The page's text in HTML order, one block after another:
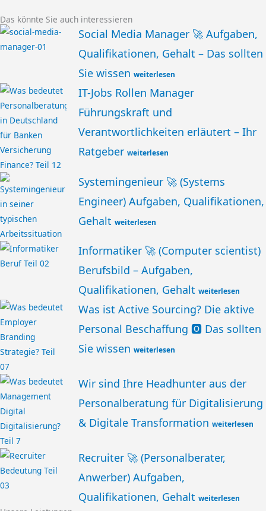
Das könnte Sie auch interessieren
Social Media Manager 🚀 Aufgaben,
Qualifikationen, Gehalt – Das sollten
Sie wissen weiterlesen
IT-Jobs Rollen Manager
Führungskraft und
Verantwortlichkeiten erläutert – Ihr
Ratgeber weiterlesen
Systemingenieur 🚀 (Systems
Engineer) Aufgaben, Qualifikationen,
Gehalt weiterlesen
Informatiker 🚀 (Computer scientist)
Berufsbild – Aufgaben,
Qualifikationen, Gehalt weiterlesen
Was ist Active Sourcing? Die aktive
Personal Beschaffung 🅾️ Das sollten
Sie wissen weiterlesen
Wir sind Ihre Headhunter aus der
Personalberatung für Digitalisierung
& Digitale Transformation weiterlesen
Recruiter 🚀 (Personalberater,
Anwerber) Aufgaben,
Qualifikationen, Gehalt weiterlesen